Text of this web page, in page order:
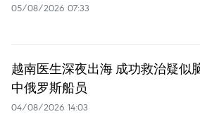
05/08/2026 07:33
越南医生深夜出海 成功救治疑似
中俄罗斯船员
04/08/2026 14:03